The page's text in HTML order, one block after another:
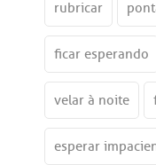
rubricar
ficar esperando
velar à noite
esperar